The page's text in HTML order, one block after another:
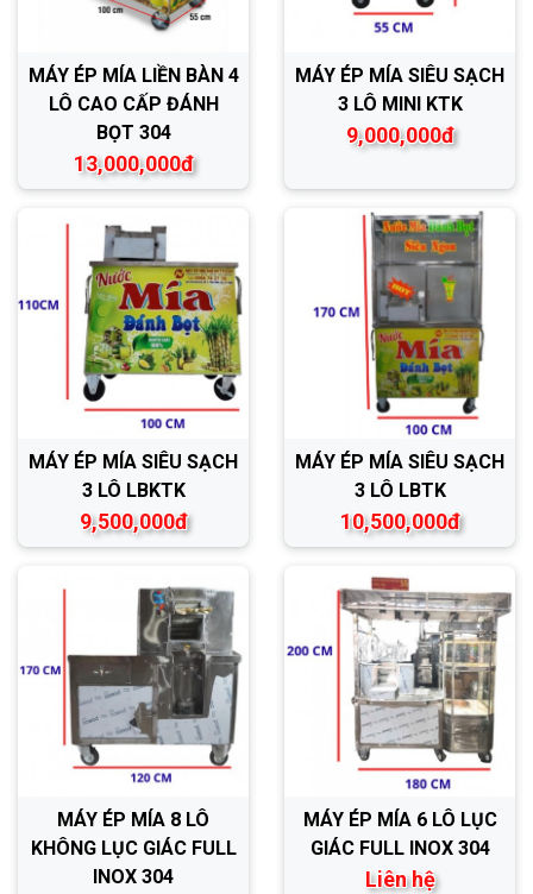
MÁY ÉP MÍA LIỀN BÀN 4
LÔ CAO CẤP ĐÁNH
BỌT 304
13,000,000đ
MÁY ÉP MÍA SIÊU SẠCH
3 LÔ MINI KTK
9,000,000đ
MÁY ÉP MÍA SIÊU SẠCH
3 LÔ LBKTK
9,500,000đ
MÁY ÉP MÍA SIÊU SẠCH
3 LÔ LBTK
10,500,000đ
MÁY ÉP MÍA 8 LÔ
KHÔNG LỤC GIÁC FULL
INOX 304
MÁY ÉP MÍA 6 LÔ LỤC
GIÁC FULL INOX 304
Liên hệ